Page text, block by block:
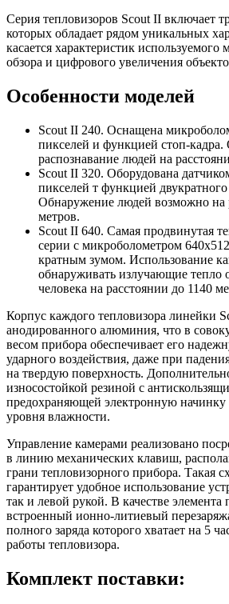
Серия тепловизоров Scout II включает
которых обладает рядом уникальных
касается характеристик
обзора и цифрового увеличения
Особенности моделей
Scout II 240. Оснащена
пикселей и функцией стоп-кадра.
распознавание людей на
Scout II 320. Оборудована
пикселей т функцией
Обнаружение людей возможно на
метров.
Scout II 640. Самая продвинутая
серии с микроболометром
кратным зумом. Использование
обнаруживать излучающие тепло
человека на расстоянии до 1140
Корпус каждого тепловизора линейки
анодированного алюминия, что в
весом прибора обеспечивает его
ударного воздействия, даже при
на твердую поверхность.
износостойкой резиной с
предохраняющей электронную начинку
уровня влажности.
Управление камерами реализовано
в линию механических клавиш,
грани тепловизорного прибора. Такая
гарантирует удобное использование
так и левой рукой. В качестве элемента
встроенный ионно-литиевый
полного заряда которого хватает на 5
работы тепловизора.
Комплект поставки: